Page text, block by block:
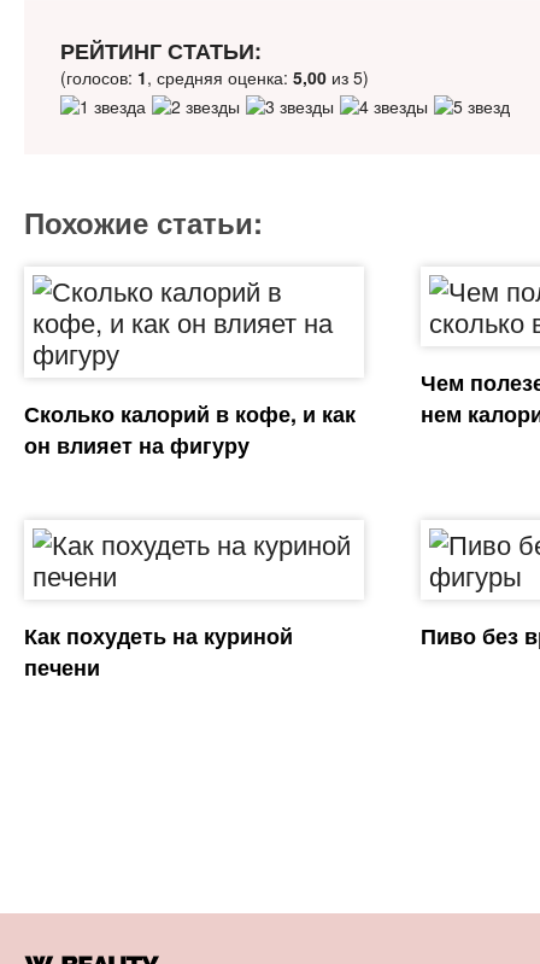
РЕЙТИНГ СТАТЬИ:
(голосов: 1, средняя оценка: 5,00из 5)
Похожие статьи:
Сколько калорий в кофе, и как
он влияет на фигуру
Чем
нем
Как похудеть на куриной
печени
Пиво без